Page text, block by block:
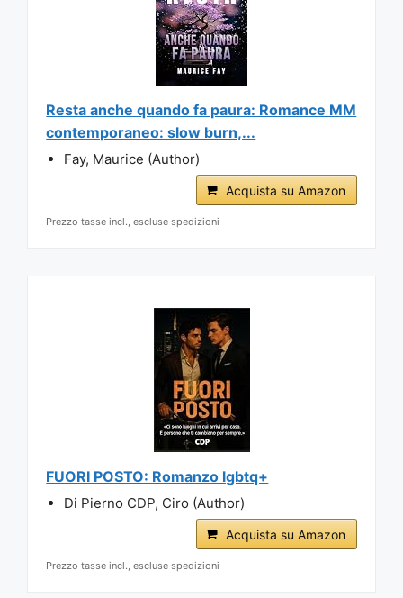
Resta anche quando fa paura: Romance MM
contemporaneo: slow burn,...
Fay, Maurice (Author)
Acquista su Amazon
Prezzo tasse incl., escluse spedizioni
FUORI POSTO: Romanzo lgbtq+
Di Pierno CDP, Ciro (Author)
Acquista su Amazon
Prezzo tasse incl., escluse spedizioni